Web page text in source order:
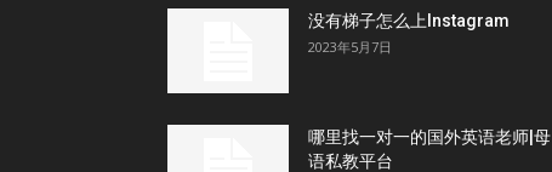
没有梯子怎么上Instagram
2023年5月7日
哪里找一对一的国外英语老师|母
语私教平台